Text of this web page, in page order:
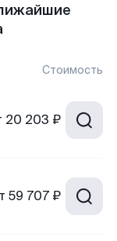
Стоимость
20 203 ₽
59 707 ₽